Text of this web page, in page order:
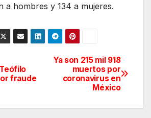
a hombres y 134 a mujeres.
Ya son 215 mil 918
muertos por
coronavirus en
México
fraude